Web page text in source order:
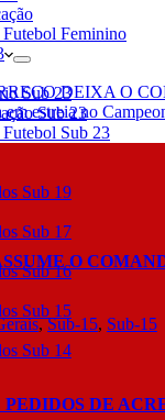
Feminino
Sub 23
Sub 23
Sub 23
Sub 19
Sub 17
Sub 16
Sub 15
Sub 14
DEIXA O
estreia no
O
,Sub-15, Sub-15
DE